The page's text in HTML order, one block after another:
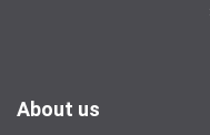
About us